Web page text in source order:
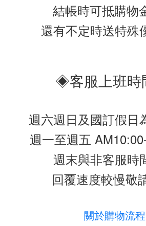
結帳時可抵購物
還有不定時送特殊
◈客服上班
週六週日及國訂假日
週一至週五
週末與非客服時
回覆速度較慢敬
關於購物流程